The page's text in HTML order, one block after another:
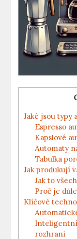
Jaké jsou typy
Espresso
Kapslové
Automaty​
Tabulka
Jak produkují‍
Jak⁢ to⁤
Proč ⁢je
Klíčové
rozhraní